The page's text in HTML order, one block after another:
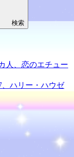
検索
人、恋のエチュー
ハリー・ハウゼ